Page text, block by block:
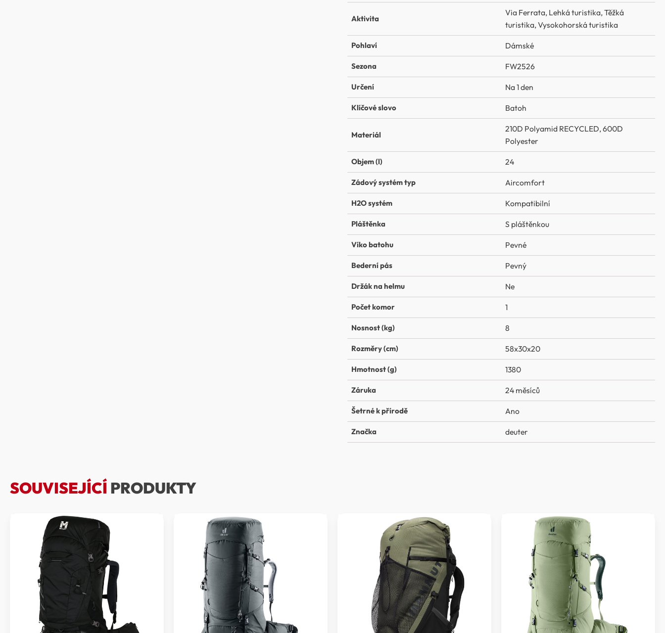
Aktivita
Via Ferrata, Lehká turistika,Těžká
turistika,Vysokohorská turistika
Pohlaví Dámské
Sezona FW2526
Určení Na 1 den
Klíčové slovo Batoh
Materiál
210D Polyamid RECYCLED,600D
Polyester
Objem (l) 24
Zádový systém typ Aircomfort
H2O systém Kompatibilní
Pláštěnka S pláštěnkou
Víko batohu Pevné
Bederní pás Pevný
Držák na helmu Ne
Počet komor 1
Nosnost (kg) 8
Rozměry (cm) 58x30x20
Hmotnost (g) 1380
Záruka 24 měsíců
Šetrné k přírodě Ano
Značka deuter
SOUVISEJÍCÍ PRODUKTY